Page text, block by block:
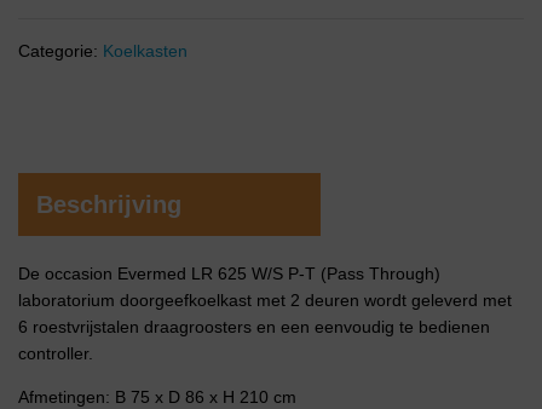
Categorie: Koelkasten
Beschrijving
De occasion Evermed LR 625 W/S P-T (Pass Through)
laboratorium doorgeefkoelkast met 2 deuren wordt geleverd met
6 roestvrijstalen draagroosters en een eenvoudig te bedienen
controller.
Afmetingen: B 75 x D 86 x H 210 cm